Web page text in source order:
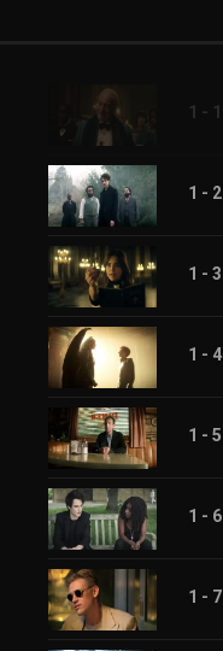
1 - 1
1 - 2
1 - 3
1 - 4
1 - 5
1 - 6
1 - 7